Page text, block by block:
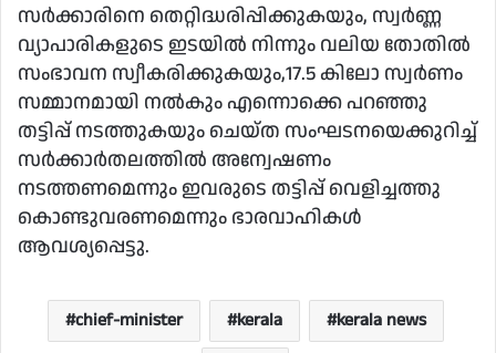
സര്‍ക്കാരിനെ തെറ്റിദ്ധരിപ്പിക്കുകയും, സ്വര്‍ണ്ണ
വ്യാപാരികളുടെ ഇടയില്‍ നിന്നും വലിയ തോതില്‍
സംഭാവന സ്വീകരിക്കുകയും,17.5 കിലോ സ്വര്‍ണം
സമ്മാനമായി നല്‍കും എന്നൊക്കെ പറഞ്ഞു
തട്ടിപ്പ് നടത്തുകയും ചെയ്ത സംഘടനയെക്കുറിച്ച്
സര്‍ക്കാര്‍തലത്തില്‍ അന്വേഷണം
നടത്തണമെന്നും ഇവരുടെ തട്ടിപ്പ് വെളിച്ചത്തു
കൊണ്ടുവരണമെന്നും ഭാരവാഹികള്‍
ആവശ്യപ്പെട്ടു.
chief-minister kerala
kerala news